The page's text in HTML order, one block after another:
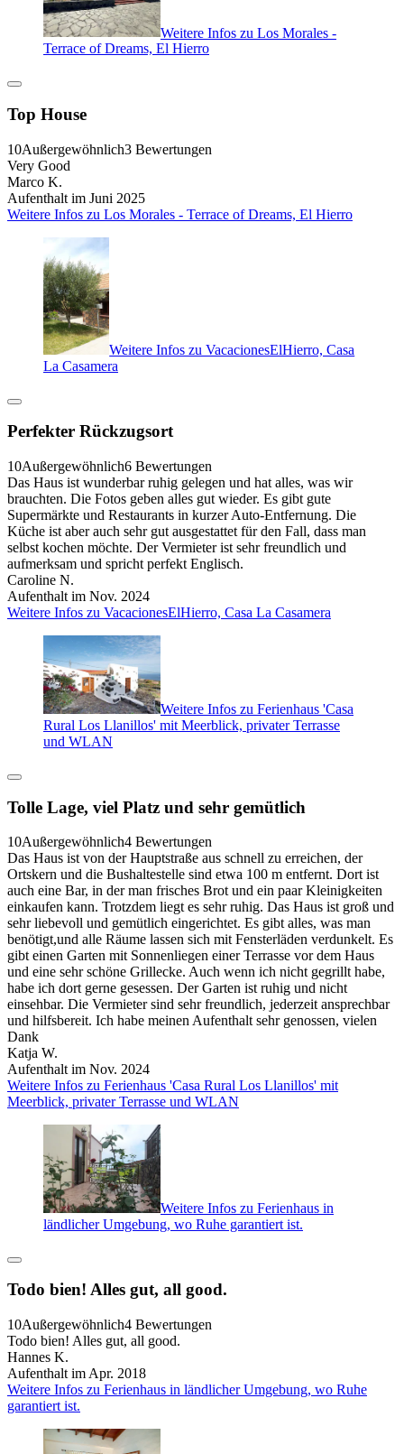
Weitere Infos zu Los Morales -
Terrace of Dreams, El Hierro
Top House
10Außergewöhnlich3 Bewertungen
Very Good
Marco K.
Aufenthalt im Juni 2025
Weitere Infos zu Los Morales - Terrace of Dreams, El Hierro
Weitere Infos zu VacacionesElHierro, Casa
La Casamera
Perfekter Rückzugsort
10Außergewöhnlich6 Bewertungen
Das Haus ist wunderbar ruhig gelegen und hat alles, was wir
brauchten. Die Fotos geben alles gut wieder. Es gibt gute
Supermärkte und Restaurants in kurzer Auto-Entfernung. Die
Küche ist aber auch sehr gut ausgestattet für den Fall, dass man
selbst kochen möchte. Der Vermieter ist sehr freundlich und
aufmerksam und spricht perfekt Englisch.
Caroline N.
Aufenthalt im Nov. 2024
Weitere Infos zu VacacionesElHierro, Casa La Casamera
Weitere Infos zu Ferienhaus 'Casa
Rural Los Llanillos' mit Meerblick, privater Terrasse
und WLAN
Tolle Lage, viel Platz und sehr gemütlich
10Außergewöhnlich4 Bewertungen
Das Haus ist von der Hauptstraße aus schnell zu erreichen, der
Ortskern und die Bushaltestelle sind etwa 100 m entfernt. Dort ist
auch eine Bar, in der man frisches Brot und ein paar Kleinigkeiten
einkaufen kann. Trotzdem liegt es sehr ruhig. Das Haus ist groß und
sehr liebevoll und gemütlich eingerichtet. Es gibt alles, was man
benötigt,und alle Räume lassen sich mit Fensterläden verdunkelt. Es
gibt einen Garten mit Sonnenliegen einer Terrasse vor dem Haus
und eine sehr schöne Grillecke. Auch wenn ich nicht gegrillt habe,
habe ich dort gerne gesessen. Der Garten ist ruhig und nicht
einsehbar. Die Vermieter sind sehr freundlich, jederzeit ansprechbar
und hilfsbereit. Ich habe meinen Aufenthalt sehr genossen, vielen
Dank
Katja W.
Aufenthalt im Nov. 2024
Weitere Infos zu Ferienhaus 'Casa Rural Los Llanillos' mit
Meerblick, privater Terrasse und WLAN
Weitere Infos zu Ferienhaus in
ländlicher Umgebung, wo Ruhe garantiert ist.
Todo bien! Alles gut, all good.
10Außergewöhnlich4 Bewertungen
Todo bien! Alles gut, all good.
Hannes K.
Aufenthalt im Apr. 2018
Weitere Infos zu Ferienhaus in ländlicher Umgebung, wo Ruhe
garantiert ist.